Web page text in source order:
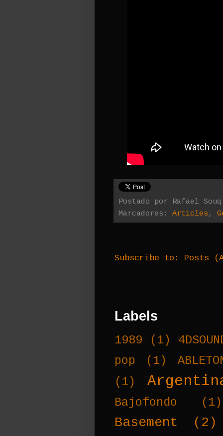
Postado por Rafael Souq
Marcadores: Articles,
Subscribe to: Posts
Labels
1989 (1)
pop
(1)
(1)
Bajofondo (1)
Basement (2)